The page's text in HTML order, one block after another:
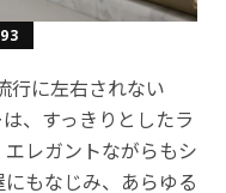
行に左右されない
、すっきりとしたラ
レガントながらもシ
もなじみ、あらゆる